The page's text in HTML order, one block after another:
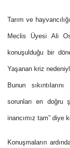
Tarım ve
Meclis Üyesi Ali
konuşulduğu bir
Yaşanan kriz
Bunun
sorunları en doğru
inancımız tam” diye
Konuşmaların